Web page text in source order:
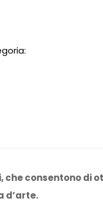
consentono di
d’arte.